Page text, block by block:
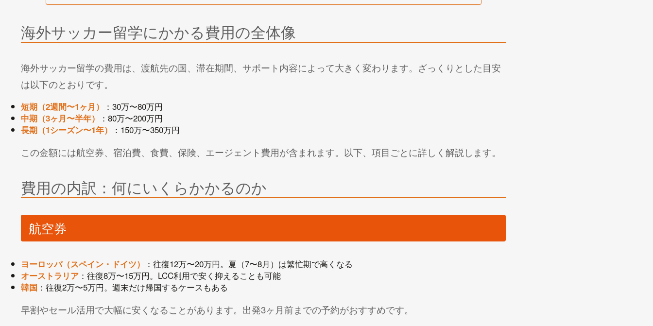
海外サッカー留学にかかる費用の全体像
海外サッカー留学の費用は、渡航先の国、滞在期間、サポート内容によって大きく変わります。ざっくりとした目安
は以下のとおりです。
短期（2週間〜1ヶ月） ：30万〜80万円
中期（3ヶ月〜半年） ：80万〜200万円
長期（1シーズン〜1年） ：150万〜350万円
この金額には航空券、宿泊費、食費、保険、エージェント費用が含まれます。以下、項目ごとに詳しく解説します。
費用の内訳：何にいくらかかるのか
航空券
ヨーロッパ（スペイン・ドイツ） ：往復12万〜20万円。夏（7〜8月）は繁忙期で高くなる
オーストラリア ：往復8万〜15万円。LCC利用で安く抑えることも可能
韓国 ：往復2万〜5万円。週末だけ帰国するケースもある
早割やセール活用で大幅に安くなることがあります。出発3ヶ月前までの予約がおすすめです。